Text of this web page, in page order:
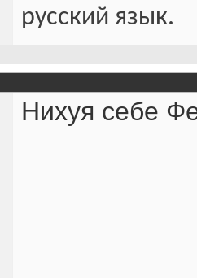
русский язык.
Нихуя себе